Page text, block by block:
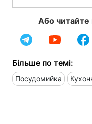
Або читайте
Більше по темі:
Посудомийка